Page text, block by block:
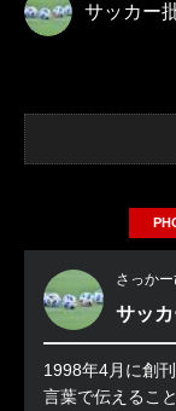
サッカー
さっか
サッ
1998年4月に創
言葉で伝えるこ